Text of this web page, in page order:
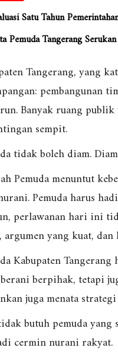
Satu Tahun
Pemuda Tangerang
Tangerang, yang
pembangunan
Banyak ruang
sempit.
tidak boleh diam.
Pemuda menuntut
Pemuda harus
perlawanan hari ini
argumen yang kuat,
Kabupaten
berpihak, tetapi
juga menata
butuh pemuda yang
cermin nurani rakyat.